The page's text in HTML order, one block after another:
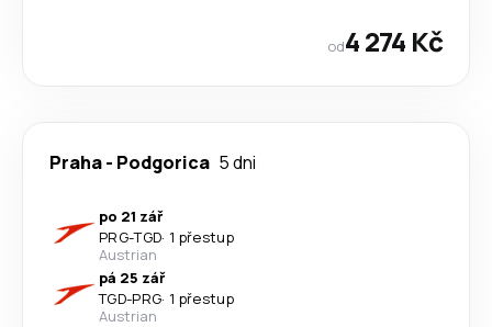
od4 274 Kč
Praha- Podgorica 5 dni
po 21 zář
PRG-TGD· 1 přestup
Austrian
pá 25 zář
TGD-PRG· 1 přestup
Austrian